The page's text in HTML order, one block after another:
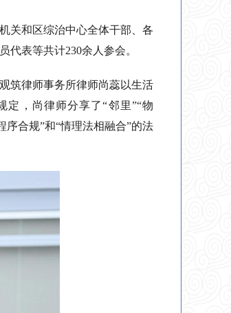
关和区综治中心全体干部、各
表等共计230余人参会。
筑律师事务所律师尚蕊以生活
，尚律师分享了“邻里”“物
序合规”和“情理法相融合”的法